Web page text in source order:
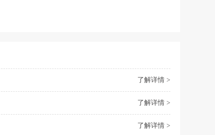
了解详情 >
了解详情 >
了解详情 >